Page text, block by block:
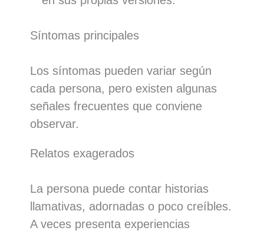
Síntomas principales
Los síntomas pueden variar según
cada persona, pero existen algunas
señales frecuentes que conviene
observar.
Relatos exagerados
La persona puede contar historias
llamativas, adornadas o poco creíbles.
A veces presenta experiencias